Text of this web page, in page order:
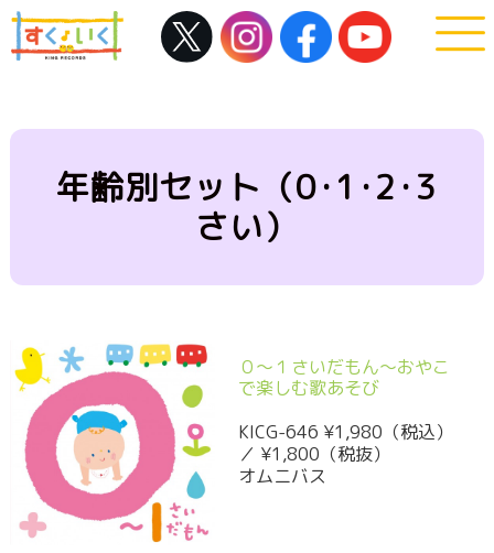
年齢別セット（0･1･2･3
さい）
０～１さいだもん～おやこ
で楽しむ歌あそび
KICG-646 ¥1,980（税込）
／ ¥1,800（税抜）
オムニバス